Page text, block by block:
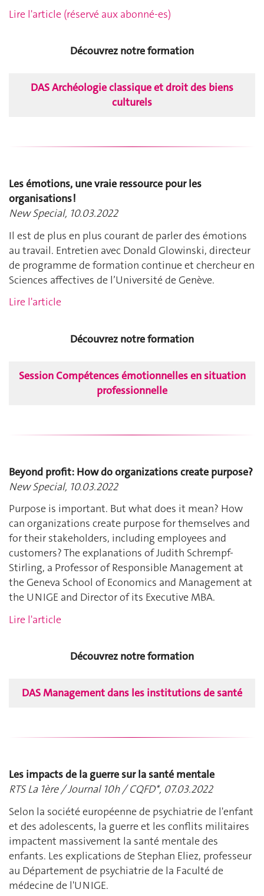
Lire l'article (réservé aux abonné-es)
Découvrez notre formation
DAS Archéologie classique et droit des biens
culturels
Les émotions, une vraie ressource pour les
organisations !
New Special, 10.03.2022
Il est de plus en plus courant de parler des émotions
au travail. Entretien avec Donald Glowinski, directeur
de programme de formation continue et chercheur en
Sciences affectives de l’Université de Genève.
Lire l'article
Découvrez notre formation
Session Compétences émotionnelles en situation
professionnelle
Beyond profit: How do organizations create purpose?
New Special, 10.03.2022
Purpose is important. But what does it mean? How
can organizations create purpose for themselves and
for their stakeholders, including employees and
customers? The explanations of Judith Schrempf-
Stirling, a Professor of Responsible Management at
the Geneva School of Economics and Management at
the UNIGE and Director of its Executive MBA.
Lire l'article
Découvrez notre formation
DAS Management dans les institutions de santé
Les impacts de la guerre sur la santé mentale
RTS La 1ère / Journal 10h / CQFD*, 07.03.2022
Selon la société européenne de psychiatrie de l'enfant
et des adolescents, la guerre et les conflits militaires
impactent massivement la santé mentale des
enfants. Les explications de Stephan Eliez, professeur
au Département de psychiatrie de la Faculté de
médecine de l'UNIGE.